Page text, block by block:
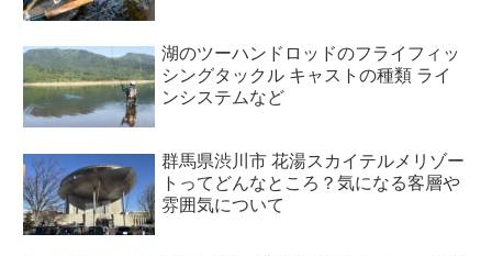
湖のツーハンドロッドのフライフィッ
シングタックル キャストの種類 ライ
ンシステムなど
群馬県渋川市 花湯スカイテルメリゾー
トってどんなところ？気になる客層や
雰囲気について